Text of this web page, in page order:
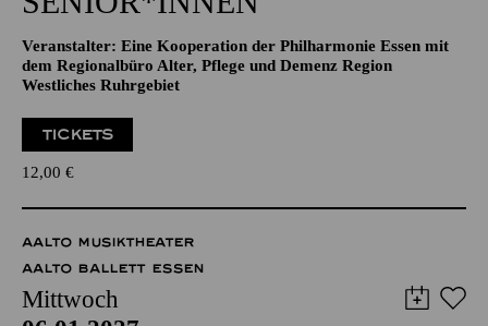
NEUJAHRSKONZERT FÜR
SENIOR*INNEN
dem Regionalbüro Alter, Pflege und Demenz Region
Westliches Ruhrgebiet
12,00€
AALTO MUSIKTHEATER